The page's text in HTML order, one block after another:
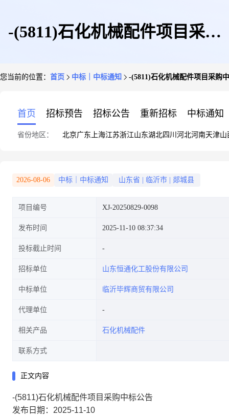
-(5811)石化机械配件项目采购
您当前的位置： 首页 中标｜中标通知 -(5811)石化机械配件项目采购
首页 招标预告 招标公告 重新招标 中标通知
省份地区： 北京广东 上海江苏浙江山东湖北四川 河北河南天津山
2026-08-06 中标｜中标通知 山东省 临沂市 郯城县
项目编号 XJ-20250829-0098
发布时间 2025-11-10 08:37:34
投标截止时间
招标单位 山东恒通化工股份有限公司
中标单位 临沂毕辉商贸有限公司
代理单位
相关产品 石化机械配件
联系方式
正文内容
-(5811)石化机械配件项目采购中标公告
发布日期：2025-11-10